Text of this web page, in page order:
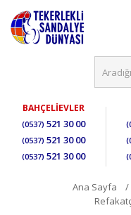
BAHÇELİEVLER
(0537) 521 30 00
(0537) 521 30 00
(0537) 521 30 00
Ana Sayfa